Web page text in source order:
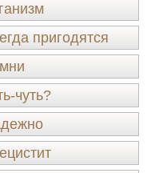
пригодятся
чуть?